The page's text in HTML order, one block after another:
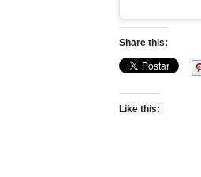
Share this:
Like this: